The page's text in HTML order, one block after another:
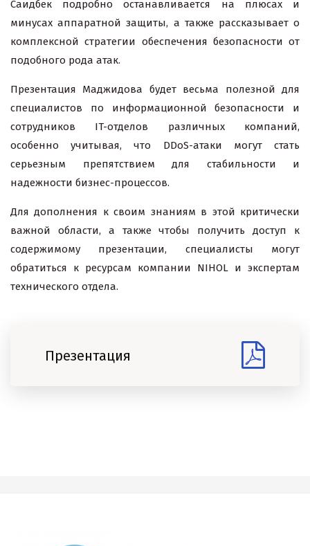
Саидбек подробно останавливается на плюсах и
минусах аппаратной защиты, а также рассказывает о
комплексной стратегии обеспечения безопасности от
подобного рода атак.
Презентация Маджидова будет весьма полезной для
специалистов по информационной безопасности и
сотрудников IT-отделов различных компаний,
особенно учитывая, что DDoS-атаки могут стать
серьезным препятствием для стабильности и
надежности бизнес-процессов.
Для дополнения к своим знаниям в этой критически
важной области, а также чтобы получить доступ к
содержимому презентации, специалисты могут
обратиться к ресурсам компании NIHOL и экспертам
технического отдела.
Презентация